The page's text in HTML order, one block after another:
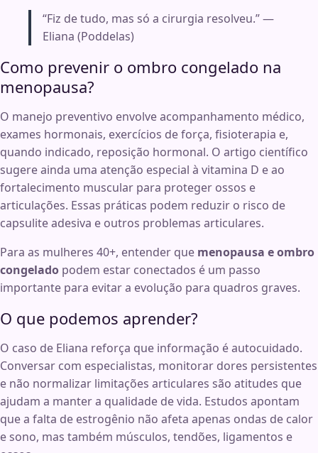
“Fiz de tudo, mas só a cirurgia resolveu.” —
Eliana (Poddelas)
Como prevenir o ombro congelado na
menopausa?
O manejo preventivo envolve acompanhamento médico,
exames hormonais, exercícios de força, fisioterapia e,
quando indicado, reposição hormonal. O artigo científico
sugere ainda uma atenção especial à vitamina D e ao
fortalecimento muscular para proteger ossos e
articulações. Essas práticas podem reduzir o risco de
capsulite adesiva e outros problemas articulares.
Para as mulheres 40+, entender que menopausa e ombro
congelado podem estar conectados é um passo
importante para evitar a evolução para quadros graves.
O que podemos aprender?
O caso de Eliana reforça que informação é autocuidado.
Conversar com especialistas, monitorar dores persistentes
e não normalizar limitações articulares são atitudes que
ajudam a manter a qualidade de vida. Estudos apontam
que a falta de estrogênio não afeta apenas ondas de calor
e sono, mas também músculos, tendões, ligamentos e